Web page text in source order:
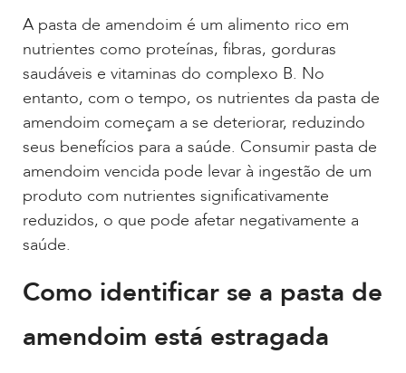
A pasta de amendoim é um alimento rico em
nutrientes como proteínas, fibras, gorduras
saudáveis e vitaminas do complexo B. No
entanto, com o tempo, os nutrientes da pasta de
amendoim começam a se deteriorar, reduzindo
seus benefícios para a saúde. Consumir pasta de
amendoim vencida pode levar à ingestão de um
produto com nutrientes significativamente
reduzidos, o que pode afetar negativamente a
saúde.
Como identificar se a pasta de
amendoim está estragada